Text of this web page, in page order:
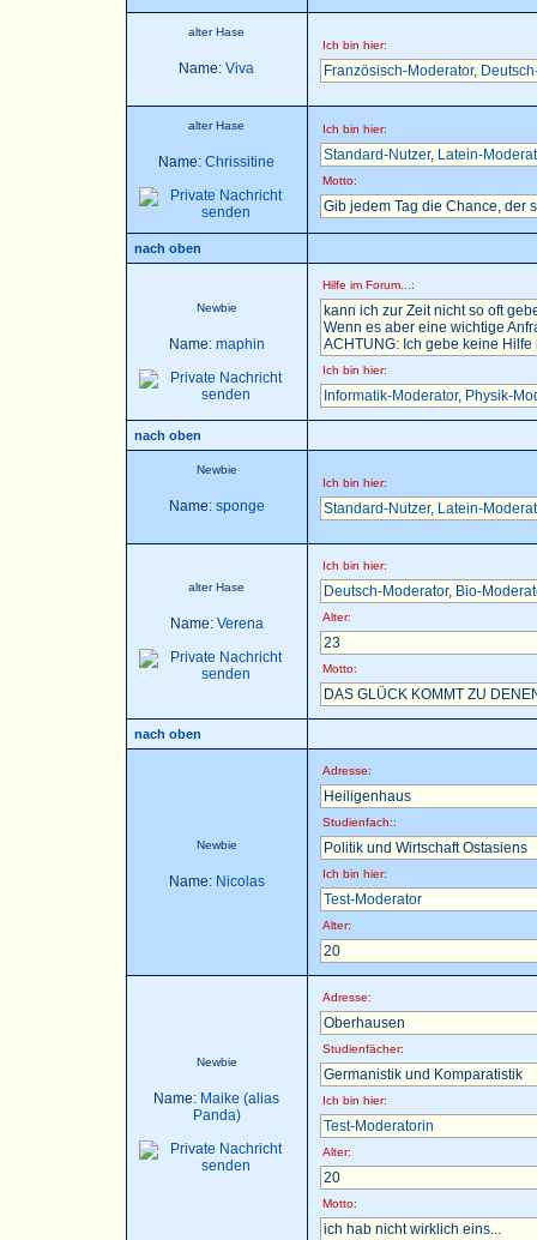
alter Hase
Name: Viva
Ich bin hier:
Französisch-Moderator,
alter Hase
Name: Chrissitine
Ich bin hier:
Standard-Nutzer, Latein-
Motto:
Gib jedem Tag die Chance, der
nach oben
Newbie
Name: maphin
Hilfe im Forum...:
kann ich zur Zeit nicht so oft
Wenn es aber eine wichtige
ACHTUNG: Ich gebe keine
Ich bin hier:
Informatik-Moderator, Physik-
nach oben
Newbie
Name: sponge
Ich bin hier:
Standard-Nutzer, Latein-
alter Hase
Name: Verena
Ich bin hier:
Deutsch-Moderator, Bio-
Alter:
23
Motto:
DAS GLÜCK KOMMT ZU
nach oben
Newbie
Name: Nicolas
Adresse:
Heiligenhaus
Studienfach::
Politik und Wirtschaft Ostasiens
Ich bin hier:
Test-Moderator
Alter:
20
Newbie
Name: Maike (alias
Panda)
Adresse:
Oberhausen
Studienfächer:
Germanistik und Komparatistik
Ich bin hier:
Test-Moderatorin
Alter:
20
Motto:
ich hab nicht wirklich eins...